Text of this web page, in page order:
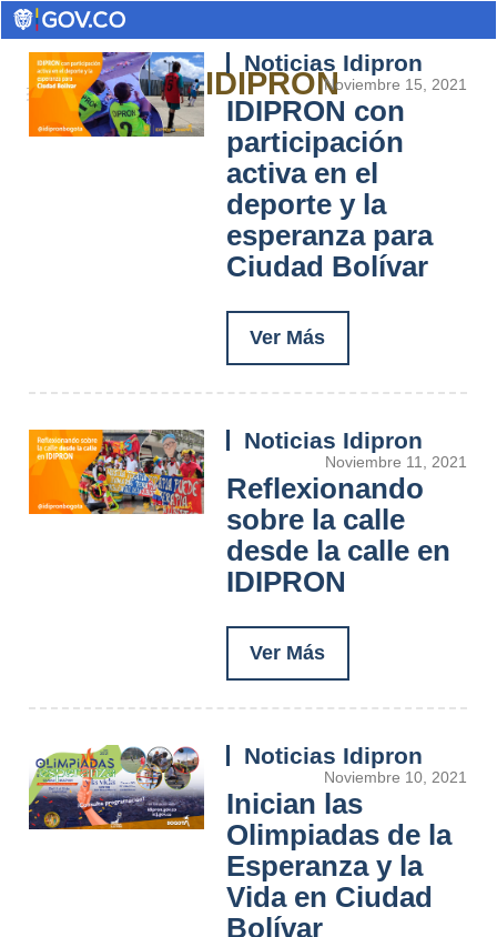
IDIPRON
Noticias Idipron
Noviembre 15, 2021
IDIPRON con
participación
activa en el
deporte y la
esperanza para
Ciudad Bolívar
Ver Más
Noticias Idipron
Noviembre 11, 2021
Reflexionando
sobre la calle
desde la calle en
IDIPRON
Ver Más
Noticias Idipron
Noviembre 10, 2021
Inician las
Olimpiadas de la
Esperanza y la
Vida en Ciudad
Bolívar